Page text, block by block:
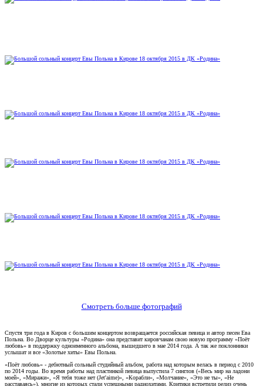
Смотреть больше фотографий
Спустя три года в Киров с большим концертом возвращается российская певица и автор песен Ева
Польна. Во Дворце культуры «Родина» она представит кировчанам свою новую программу «Поёт
любовь» в поддержку одноименного альбома, вышедшего в мае 2014 года. А так же поклонники
услышат и все «Золотые хиты» Евы Польна.
«Поёт любовь» - дебютный сольный студийный альбом, работа над которым велась в период с 2010
по 2014 годы. Во время работы над пластинкой певица выпустила 7 синглов («Весь мир на ладони
моей», «Миражи», «Я тебя тоже нет (Jet'aime)», «Корабли», «Молчание», «Это не ты», «Не
расставаясь»), многие из которых стали успешными радиохитами. Критики встретили релиз очень